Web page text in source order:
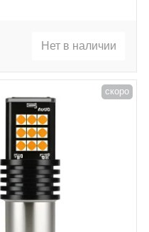
Нет в наличии
скоро